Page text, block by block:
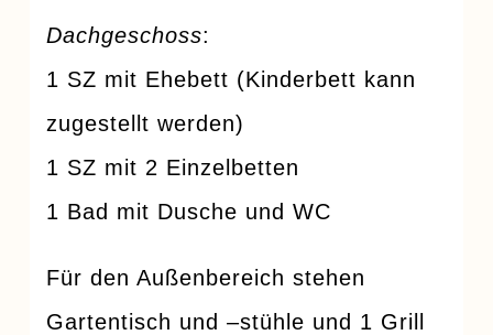
Dachgeschoss:
1 SZ mit Ehebett (Kinderbett kann
zugestellt werden)
1 SZ mit 2 Einzelbetten
1 Bad mit Dusche und WC
Für den Außenbereich stehen
Gartentisch und –stühle und 1 Grill